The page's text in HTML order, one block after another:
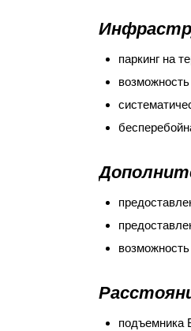
паркинг на
подъемника